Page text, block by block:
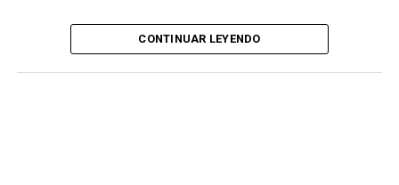
Ese mismo año, pero el 23 de diciembre, compró en
“Vamos a escuchar a las
comunidades, a las
CONTINUAR LEYENDO